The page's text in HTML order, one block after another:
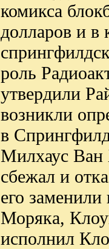
комикса
долларов и в
роль
утвердили
возникли
в
Милхаус Ван
сбежал и
его
Моряка,
исполнил